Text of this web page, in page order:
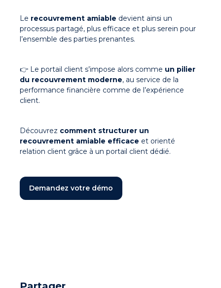
Le recouvrement amiable devient ainsi un
processus partagé, plus efficace et plus serein pour
l’ensemble des parties prenantes.
👉 Le portail client s’impose alors comme un pilier
du recouvrement moderne, au service de la
performance financière comme de l’expérience
client.
Découvrez comment structurer un
recouvrement amiable efficace et orienté
relation client grâce à un portail client dédié.
Demandez votre démo